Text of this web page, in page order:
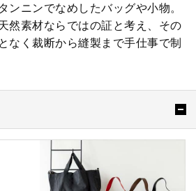
ンニンでなめしたバッグや小物。
然素材ならではの証と考え、その
なく裁断から縫製まで手仕事で制